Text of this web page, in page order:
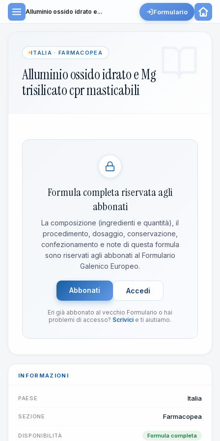
Alluminio ossido idrato e... Formulario
ITALIA · FARMACOPEA
Alluminio ossido idrato e Mg
trisilicato cpr masticabili
Formula completa riservata agli
abbonati
La composizione (ingredienti e quantità), il
procedimento, dosaggio, conservazione,
confezionamento e note di questa formula
sono riservati agli abbonati al Formulario
Galenico Europeo.
Abbonati Accedi
Eri già abbonato al vecchio Formulario o hai
problemi di accesso? Scrivici e ti aiutiamo.
INFORMAZIONI
PAESE Italia
SEZIONE Farmacopea
DISPONIBILITÀ Formula completa